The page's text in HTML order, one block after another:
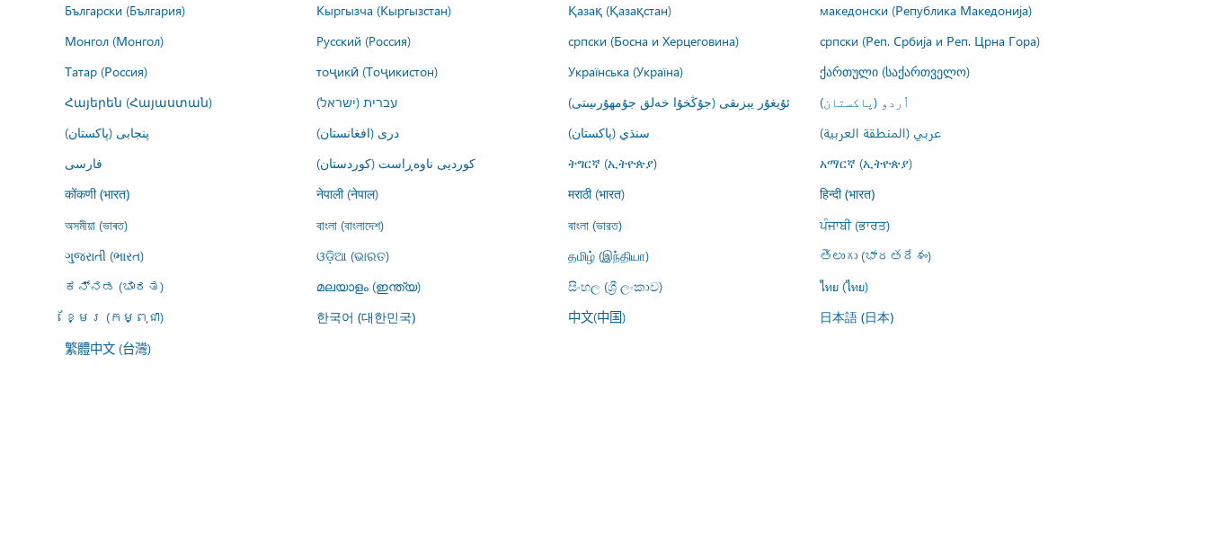
Български (България)
Кыргызча (Кыргызстан) Қазақ (Қазақстан)
македонски (Република Македонија)
Монгол (Монгол)
Русский (Россия) српски (Босна и Херцеговина)
српски (Реп. Србија и Реп. Црна Гора)
Татар (Россия)
тоҷикӣ (Тоҷикистон) Українська (Україна)
ქართული (საქართველო)
Հայերեն (Հայաստան)
עברית (ישראל) ئۇيغۇر يېزىقى (جۇڭخۇا خەلق جۇمھۇرىيىتى)
اُردو (پاکستان)
پنجابی (پاکستان)
درى (افغانستان) سنڌي (پاکستان)
عربي (المنطقة العربية)
فارسى
کوردیی ناوەڕاست (کوردستان) ትግርኛ (ኢትዮጵያ) አማርኛ (ኢትዮጵያ)
कोंकणी (भारत) नेपाली (नेपाल) मराठी (भारत) हिन्दी (भारत)
অসমীয়া (ভাৰত) বাংলা (বাংলাদেশ) বাংলা (ভারত)
ਪੰਜਾਬੀ (ਭਾਰਤ)
ગુજરાતી (ભારત)
ଓଡ଼ିଆ (ଭାରତ) தமிழ் (இந்தியா)
తెలుగు (భారతదేశం)
ಕನ್ನಡ (ಭಾರತ)
മലയാളം (ഇന്ത്യ) සිංහල (ශ්‍රී ලංකාව)
ไทย (ไทย)
ខ្មែរ (កម្ពុជា)
한국어 (대한민국) 中文(中国) 日本語 (日本)
繁體中文 (台灣)